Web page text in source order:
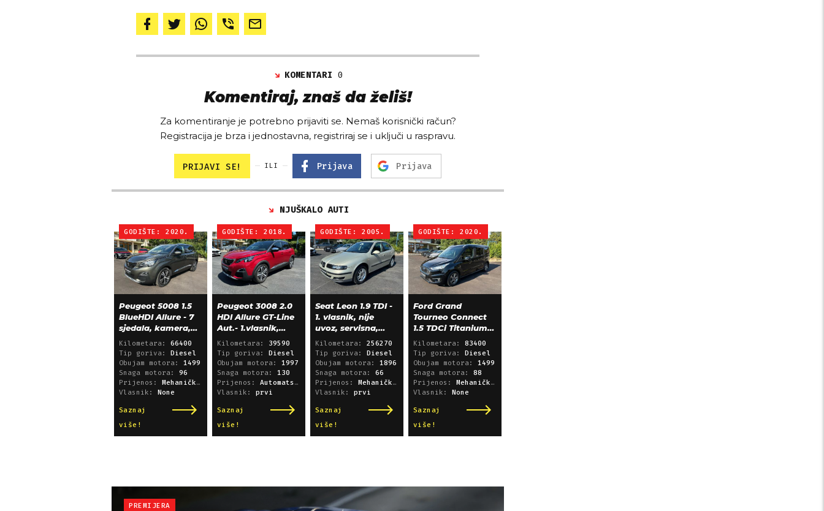
KOMENTARI0
Komentiraj, znaš da želiš!
Za komentiranje je potrebno prijaviti se. Nemaš korisnički račun?
Registracija je brza i jednostavna, registriraj se i uključi u raspravu.
PRIJAVI SE! ILI Prijava Prijava
NJUŠKALO AUTI
GODIŠTE: 2020.
Peugeot 5008 1.5
BlueHDI Allure - 7
sjedala, kamera,
alu 18, 66.000 km
Kilometara: 66400
Tip goriva: Diesel
Obujam motora: 1499
Snaga motora: 96
Prijenos: Mehanički mjenjač
Vlasnik: None
Saznaj
više!
GODIŠTE: 2020.
Ford Grand
Tourneo Connect
1.5 TDCi Titanium
L2 - panorama,
navigacija
Kilometara: 83400
Tip goriva: Diesel
Obujam motora: 1499
Snaga motora: 88
Prijenos: Mehanički mjenjač
Vlasnik: None
Saznaj
više!
GODIŠTE: 2018.
Peugeot 3008 2.0
HDI Allure GT-Line
Aut.- 1.vlasnik,
39.600 km!
Kilometara: 39590
Tip goriva: Diesel
Obujam motora: 1997
Snaga motora: 130
Prijenos: Automatski sekvencijski
Vlasnik: prvi
Saznaj
više!
GODIŠTE: 2005.
Seat Leon 1.9 TDI -
1. vlasnik, nije
uvoz, servisna,
klima, alu 15"
Kilometara: 256270
Tip goriva: Diesel
Obujam motora: 1896
Snaga motora: 66
Prijenos: Mehanički mjenjač
Vlasnik: prvi
Saznaj
više!
PREMIJERA